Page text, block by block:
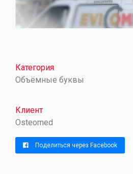
Категория
Объёмные буквы
Клиент
Osteomed
Поделиться через Facebook